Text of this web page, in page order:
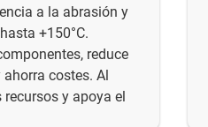
a la abrasión y
+150°C.
reduce
costes. Al
y apoya el